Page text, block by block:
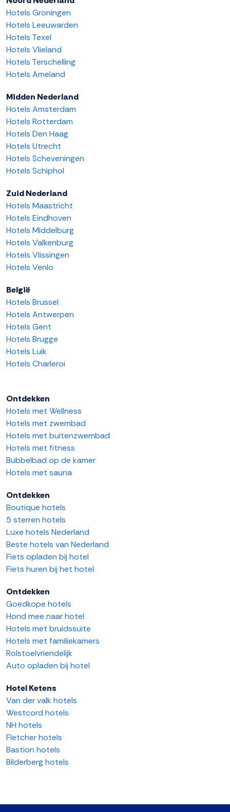
Hotels Groningen
Hotels Leeuwarden
Hotels Texel
Hotels Vlieland
Hotels Terschelling
Hotels Ameland
Midden Nederland
Hotels Amsterdam
Hotels Rotterdam
Hotels Den Haag
Hotels Utrecht
Hotels Scheveningen
Hotels Schiphol
Zuid Nederland
Hotels Maastricht
Hotels Eindhoven
Hotels Middelburg
Hotels Valkenburg
Hotels Vlissingen
Hotels Venlo
België
Hotels Brussel
Hotels Antwerpen
Hotels Gent
Hotels Brugge
Hotels Luik
Hotels Charleroi
Ontdekken
Hotels met Wellness
Hotels met zwembad
Hotels met buitenzwembad
Hotels met fitness
Bubbelbad op de kamer
Hotels met sauna
Ontdekken
Boutique hotels
5 sterren hotels
Luxe hotels Nederland
Beste hotels van Nederland
Fiets opladen bij hotel
Fiets huren bij het hotel
Ontdekken
Goedkope hotels
Hond mee naar hotel
Hotels met bruidssuite
Hotels met familiekamers
Rolstoelvriendelijk
Auto opladen bij hotel
Hotel Ketens
Van der valk hotels
Westcord hotels
NH hotels
Fletcher hotels
Bastion hotels
Bilderberg hotels